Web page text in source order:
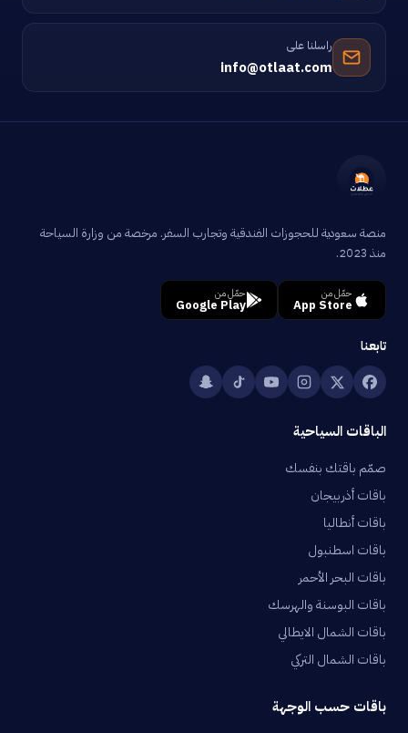
راسلنا على
info@otlaat.com
منصة سعودية للحجوزات الفندقية وتجارب السفر. مرخصة من وزارة السياحة
منذ 2023.
حمّل من
App Store
حمّل من
Google Play
تابعنا
الباقات السياحية
صمّم باقتك بنفسك
باقات أذربيجان
باقات أنطاليا
باقات اسطنبول
باقات البحر الأحمر
باقات البوسنة والهرسك
باقات الشمال الايطالي
باقات الشمال التركي
باقات حسب الوجهة